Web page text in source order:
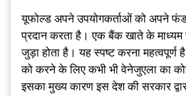
यूफोल्ड अपने उपयोगकर्ताओं को अपने
प्रदान करता है। एक बैंक खाते के माध्यम
जुड़ा होता है। यह स्पष्ट करना महत्वपूर्ण
को करने के लिए कभी भी वेनेजुएला का
इसका मुख्य कारण इस देश की सरकार